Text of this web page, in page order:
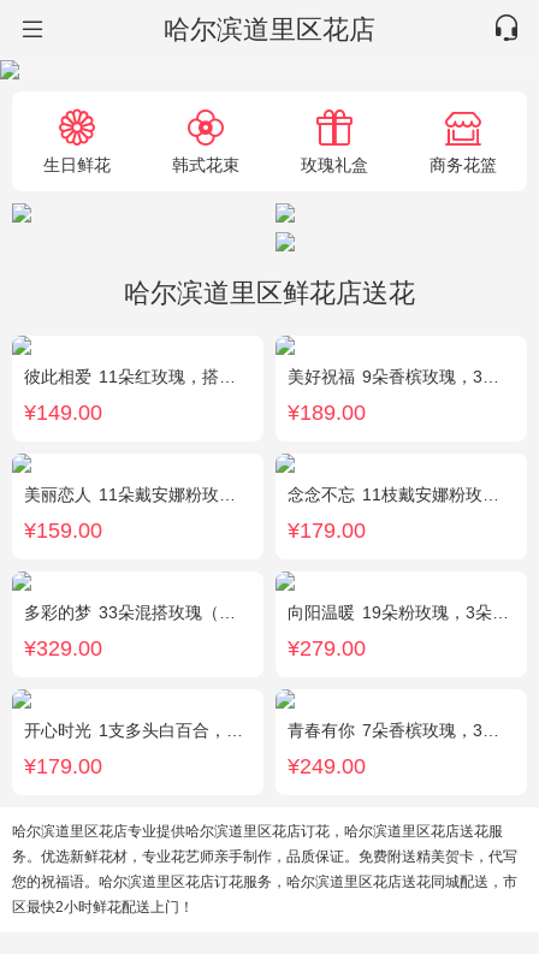
哈尔滨道里区花店
生日鲜花 韩式花束 玫瑰礼盒 商务花篮
哈尔滨道里区鲜花店送花
彼此相爱 11朵红玫瑰，搭配适量满天星、叶上黄金。
¥149.00
美好祝福 9朵香槟玫瑰，3朵向日葵，桔梗、配花、配草搭配
¥189.00
美丽恋人 11朵戴安娜粉玫瑰，粉色满天星、尤加利绿叶搭配
¥159.00
念念不忘 11枝戴安娜粉玫瑰，1枝多头百合，满天星、栀子叶
¥179.00
多彩的梦 33朵混搭玫瑰（香槟玫瑰+粉玫瑰+白玫瑰），配花、绿叶搭配
¥329.00
向阳温暖 19朵粉玫瑰，3朵向日葵，绿叶搭配
¥279.00
开心时光 1支多头白百合，3朵粉玫瑰，4朵康乃馨，桔梗、满天星、绿叶混搭
¥179.00
青春有你 7朵香槟玫瑰，3朵向日葵，一个绣球，桔梗、配花、配草搭配
¥249.00
哈尔滨道里区花店专业提供哈尔滨道里区花店订花，哈尔滨道里区花店送花服
务。优选新鲜花材，专业花艺师亲手制作，品质保证。免费附送精美贺卡，代写
您的祝福语。哈尔滨道里区花店订花服务，哈尔滨道里区花店送花同城配送，市
区最快2小时鲜花配送上门！